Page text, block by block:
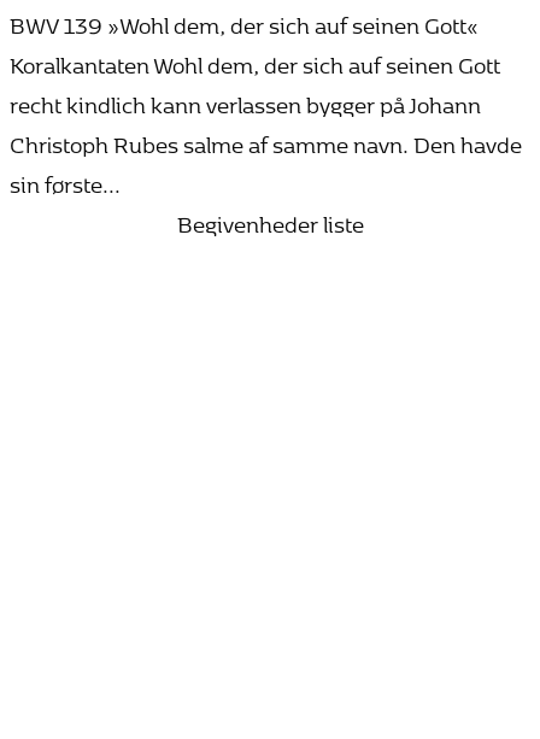
BWV 139 »Wohl dem, der sich auf seinen Gott«
Koralkantaten Wohl dem, der sich auf seinen Gott
recht kindlich kann verlassen bygger på Johann
Christoph Rubes salme af samme navn. Den havde
sin første...
Begivenheder liste